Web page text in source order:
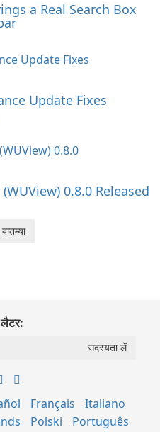
a Real Search Box
Update Fixes
0.8.0 Released
Français
Italiano
Polski
Português